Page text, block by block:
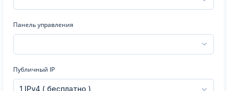
Панель управления
Публичный IP